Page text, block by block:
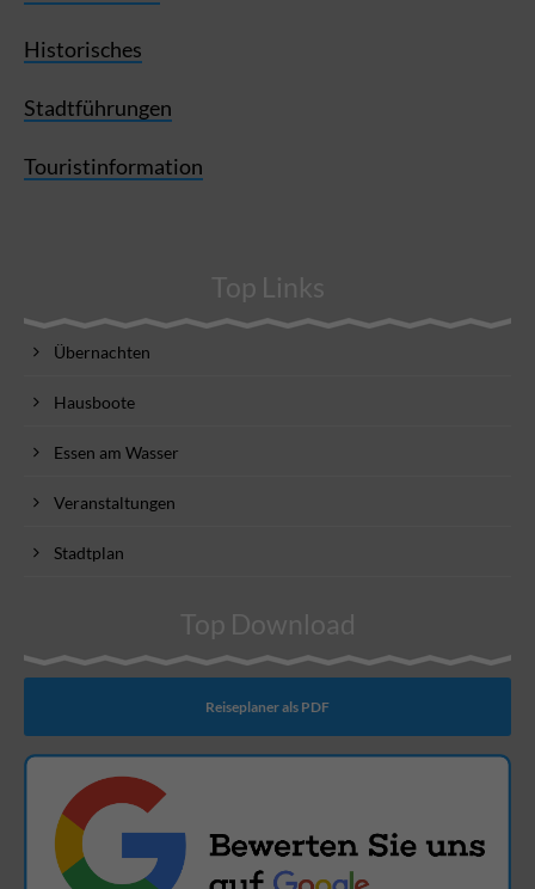
Historisches
Stadtführungen
Touristinformation
Top Links
Übernachten
Hausboote
Essen am Wasser
Veranstaltungen
Stadtplan
Top Download
Reiseplaner als PDF